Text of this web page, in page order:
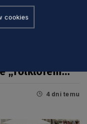
tańce. W
„folklorem
4 dni temu
cookies